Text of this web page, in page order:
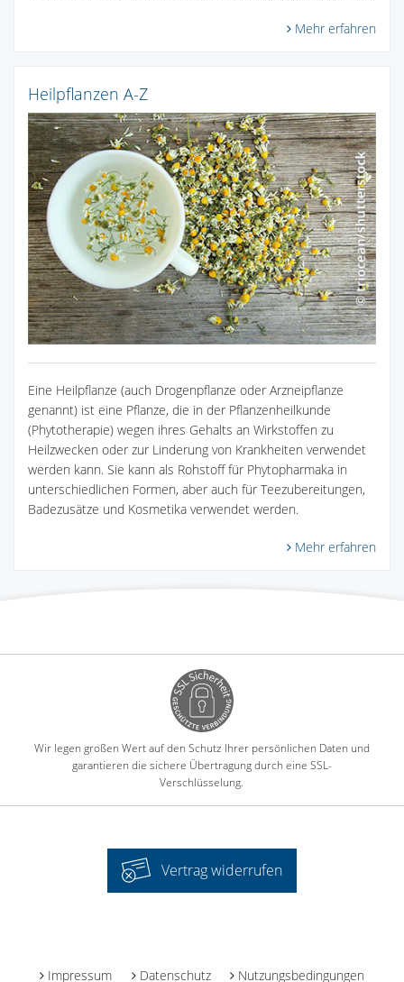
Mehr erfahren
Heilpflanzen A-Z
Eine Heilpflanze (auch Drogenpflanze oder Arzneipflanze
genannt) ist eine Pflanze, die in der Pflanzenheilkunde
(Phytotherapie) wegen ihres Gehalts an Wirkstoffen zu
Heilzwecken oder zur Linderung von Krankheiten verwendet
werden kann. Sie kann als Rohstoff für Phytopharmaka in
unterschiedlichen Formen, aber auch für Teezubereitungen,
Badezusätze und Kosmetika verwendet werden.
Mehr erfahren
Wir legen großen Wert auf den Schutz Ihrer persönlichen Daten und
garantieren die sichere Übertragung durch eine SSL-
Verschlüsselung.
Vertrag widerrufen
Impressum Datenschutz Nutzungsbedingungen